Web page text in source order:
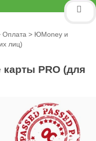
Оплата > ЮMoney и
лиц)
PRO (для